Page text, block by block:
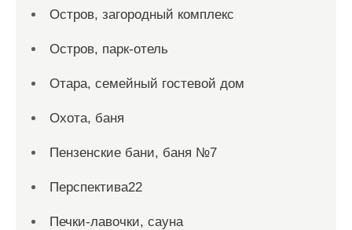
Остров, загородный комплекс
Остров, парк-отель
Отара, семейный гостевой дом
Охота, баня
Пензенские бани, баня №7
Перспектива22
Печки-лавочки, сауна